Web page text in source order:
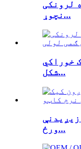
لرونکی
نچوړ...
خوراکي
شکل...
ورځ...